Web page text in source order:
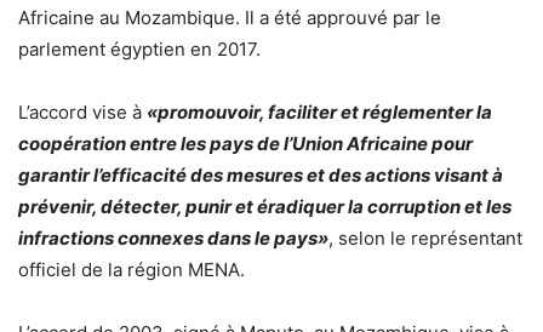
Africaine au Mozambique. Il a été approuvé par le
parlement égyptien en 2017.
L’accord vise à «promouvoir, faciliter et réglementer la
coopération entre les pays de l’Union Africaine pour
garantir l’efficacité des mesures et des actions visant à
prévenir, détecter, punir et éradiquer la corruption et les
infractions connexes dans le pays», selon le représentant
officiel de la région MENA.